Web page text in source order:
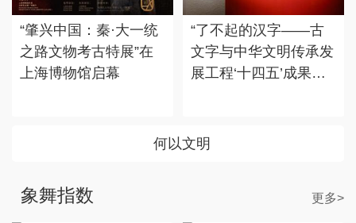
“肇兴中国：秦·大一统
之路文物考古特展”在
上海博物馆启幕
“了不起的汉字——古
文字与中华文明传承发
展工程‘十四五’成果
何以文明
象舞指数 更多>